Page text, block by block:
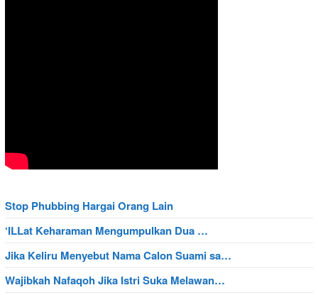
Stop Phubbing Hargai Orang Lain
‘ILLat Keharaman Mengumpulkan Dua …
Jika Keliru Menyebut Nama Calon Suami sa…
Wajibkah Nafaqoh Jika Istri Suka Melawan…